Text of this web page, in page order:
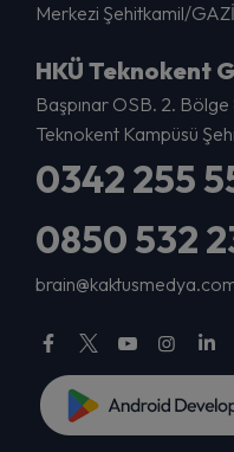
Merkezi Şehitkamil/
HKÜ Teknokent
Başpınar OSB. 2.
Teknokent Kampüsü
0342 255
0850 532